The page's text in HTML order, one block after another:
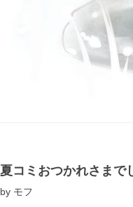
夏コミおつかれさまで
by モフ